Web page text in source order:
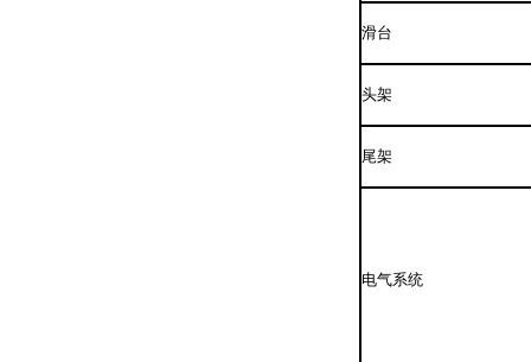
滑台
头架
尾架
电气系统